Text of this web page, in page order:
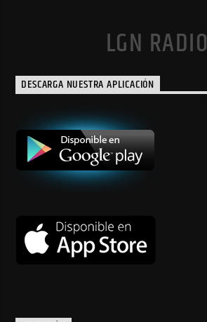
LGN RADIO
DESCARGA NUESTRA APLICACIÓN